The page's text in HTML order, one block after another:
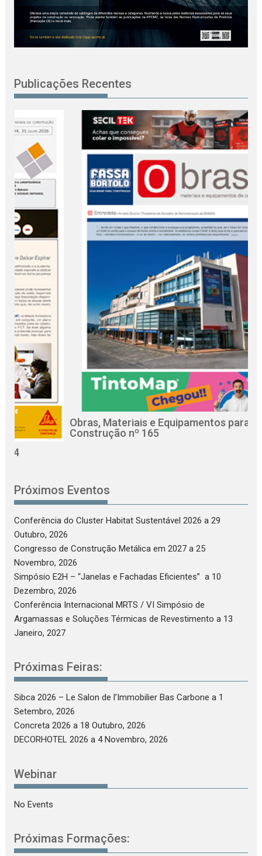
Publicações Recentes
Obras, Materiais e Equipamentos para a
Construção nº 165
Próximos Eventos
Conferência do Cluster Habitat Sustentável 2026 a 29
Outubro, 2026
Congresso de Construção Metálica em 2027 a 25
Novembro, 2026
Simpósio E2H – “Janelas e Fachadas Eficientes” a 10
Dezembro, 2026
Conferência Internacional MRTS / VI Simpósio de
Argamassas e Soluções Térmicas de Revestimento a 13
Janeiro, 2027
Próximas Feiras:
Sibca 2026 – Le Salon de l’Immobilier Bas Carbone a 1
Setembro, 2026
Concreta 2026 a 18 Outubro, 2026
DECORHOTEL 2026 a 4 Novembro, 2026
Webinar
No Events
Próximas Formações: